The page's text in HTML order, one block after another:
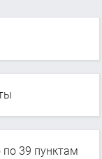
по 39 пунктам